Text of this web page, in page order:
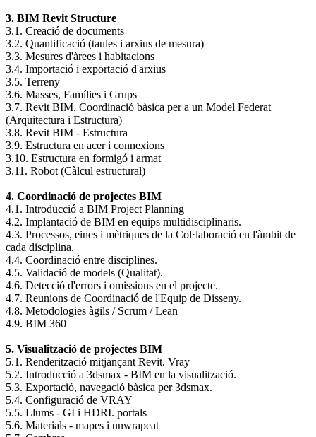
3. BIM Revit Structure
3.1. Creació de documents
3.2. Quantificació (taules i arxius de mesura)
3.3. Mesures d'àrees i habitacions
3.4. Importació i exportació d'arxius
3.5. Terreny
3.6. Masses, Famílies i Grups
3.7. Revit BIM, Coordinació bàsica per a un Model Federat
(Arquitectura i Estructura)
3.8. Revit BIM - Estructura
3.9. Estructura en acer i connexions
3.10. Estructura en formigó i armat
3.11. Robot (Càlcul estructural)
4. Coordinació de projectes BIM
4.1. Introducció a BIM Project Planning
4.2. Implantació de BIM en equips multidisciplinaris.
4.3. Processos, eines i mètriques de la Col·laboració en l'àmbit de
cada disciplina.
4.4. Coordinació entre disciplines.
4.5. Validació de models (Qualitat).
4.6. Detecció d'errors i omissions en el projecte.
4.7. Reunions de Coordinació de l'Equip de Disseny.
4.8. Metodologies àgils / Scrum / Lean
4.9. BIM 360
5. Visualització de projectes BIM
5.1. Renderització mitjançant Revit. Vray
5.2. Introducció a 3dsmax - BIM en la visualització.
5.3. Exportació, navegació bàsica per 3dsmax.
5.4. Configuració de VRAY
5.5. Llums - GI i HDRI. portals
5.6. Materials - mapes i unwrapeat